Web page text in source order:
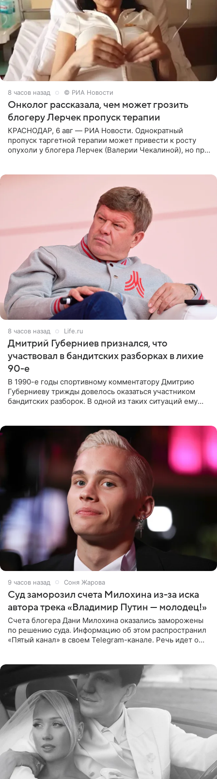
8 часов назад © РИА Новости
Онколог рассказала, чем может грозить
блогеру Лерчек пропуск терапии
КРАСНОДАР, 6 авг — РИА Новости. Однократный
пропуск таргетной терапии может привести к росту
опухоли у блогера Лерчек (Валерии Чекалиной), но при
8 часов назад Life.ru
Дмитрий Губерниев признался, что
участвовал в бандитских разборках в лихие
90-е
В 1990-е годы спортивному комментатору Дмитрию
Губерниеву трижды довелось оказаться участником
бандитских разборок. В одной из таких ситуаций ему
9 часов назад Соня Жарова
Суд заморозил счета Милохина из-за иска
автора трека «Владимир Путин — молодец!»
Счета блогера Дани Милохина оказались заморожены
по решению суда. Информацию об этом распространил
«Пятый канал» в своем Telegram-канале. Речь идет о